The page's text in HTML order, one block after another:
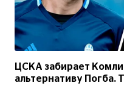
ЦСКА забирает
альтернативу Погба.